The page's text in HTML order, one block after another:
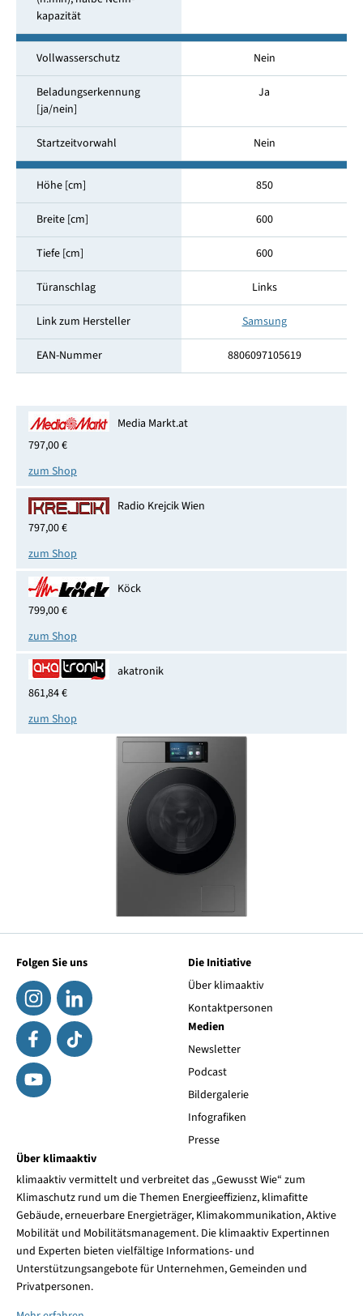
kapazität
Vollwasserschutz Nein
Beladungserkennung
[ja/nein]
Ja
Startzeitvorwahl Nein
Höhe [cm] 850
Breite [cm] 600
Tiefe [cm] 600
Türanschlag Links
Link zum Hersteller Samsung
EAN-Nummer 8806097105619
Media Markt.at
797,00 €
zum Shop
Radio Krejcik Wien
797,00 €
zum Shop
Köck
799,00 €
zum Shop
akatronik
861,84 €
zum Shop
Folgen Sie uns
Die Initiative
Über klimaaktiv
Kontaktpersonen
Medien
Newsletter
Podcast
Bildergalerie
Infografiken
Presse
Über klimaaktiv
klimaaktiv vermittelt und verbreitet das „Gewusst Wie“ zum
Klimaschutz rund um die Themen Energieeffizienz, klimafitte
Gebäude, erneuerbare Energieträger, Klimakommunikation, Aktive
Mobilität und Mobilitätsmanagement. Die klimaaktiv Expertinnen
und Experten bieten vielfältige Informations- und
Unterstützungsangebote für Unternehmen, Gemeinden und
Privatpersonen.